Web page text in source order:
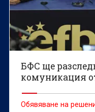
БФС ще
комуникация
Обявяване на